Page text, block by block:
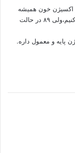
اکسیژن خون همیشه
چقدر بوده نسبت به اون مقایسه کنیم،ولی ۸۹ در حالت
پایه و معمول داره.